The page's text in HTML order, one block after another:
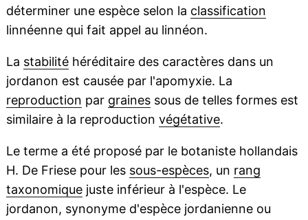
déterminer une espèce selon la classification
linnéenne qui fait appel au linnéon.
La stabilitéhéréditaire des caractères dans un
jordanon est causée par l'apomyxie. La
reproduction par grainessous de telles formes est
similaire à la reproduction végétative.
Le terme a été proposé par le botaniste hollandais
H. De Friese pour les sous-espèces, un rang
taxonomiquejuste inférieur à l'espèce. Le
jordanon, synonyme d'espèce jordanienne ou